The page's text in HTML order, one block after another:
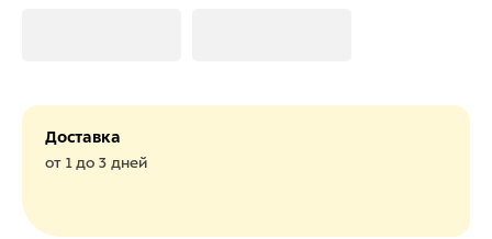
Доставка
от 1 до 3 дней